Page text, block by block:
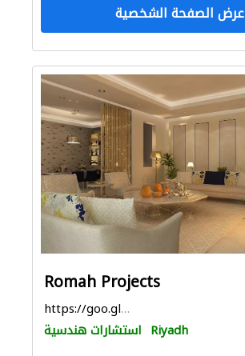
عرض الصفحة الشخصية
Romah Projects
https://goo.gl/maps/qYhW86SddqHDEje96
استشارات هندسية Riyadh